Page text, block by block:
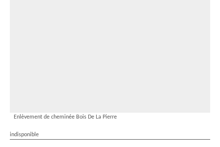
Enlèvement de cheminée Bois De La Pierre
indisponible